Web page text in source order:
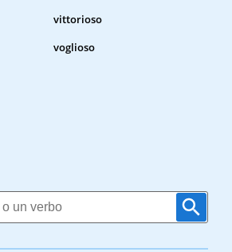
vittorioso
voglioso